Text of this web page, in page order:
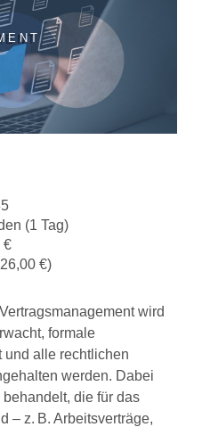
(1 Tag)
€
€)
wird
formale
und alle rechtlichen
werden. Dabei
die für das
– z. B. Arbeitsverträge,